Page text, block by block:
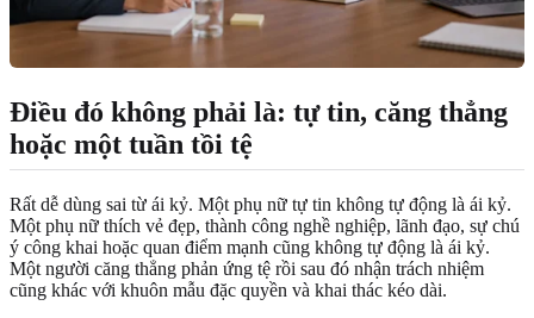
Điều đó không phải là: tự tin, căng thẳng
hoặc một tuần tồi tệ
Rất dễ dùng sai từ ái kỷ. Một phụ nữ tự tin không tự động là ái kỷ.
Một phụ nữ thích vẻ đẹp, thành công nghề nghiệp, lãnh đạo, sự chú
ý công khai hoặc quan điểm mạnh cũng không tự động là ái kỷ.
Một người căng thẳng phản ứng tệ rồi sau đó nhận trách nhiệm
cũng khác với khuôn mẫu đặc quyền và khai thác kéo dài.